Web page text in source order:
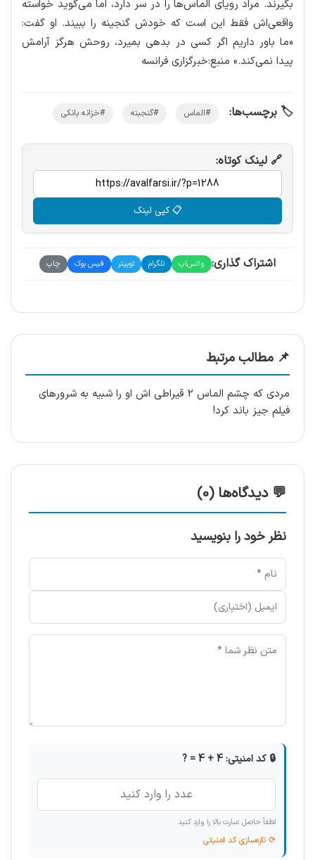
بگیرند. مراد رویای الماس‌ها را در سر دارد، اما می‌گوید خواسته
واقعی‌اش فقط این است که خودش گنجینه را ببیند. او گفت:
«ما باور داریم اگر کسی در بدهی بمیرد، روحش هرگز آرامش
پیدا نمی‌کند.» منبع:خبرگزاری فرانسه
🏷️ برچسب‌ها: #الماس #گنجبنه #خزانه بانکی
🔗 لینک کوتاه:
📋 کپی لینک
اشتراک گذاری: واتس‌اپ تلگرام توییتر فیس بوک چاپ
📌 مطالب مرتبط
مردی که چشم الماس 2 قیراطی اش او را شبیه به شرورهای
فیلم جیز باند کرد!
💬 دیدگاه‌ها (0)
نظر خود را بنویسید
🔒 کد امنیتی: 4 + 4 = ?
لطفاً حاصل عبارت بالا را وارد کنید
⟳ تازه‌سازی کد امنیتی